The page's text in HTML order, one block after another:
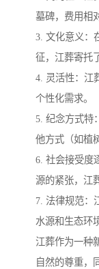
墓碑，费用相
3. 文化意义：
征，江葬寄托
4. 灵活性：江
个性化需求。
5. 纪念方式特
他方式（如植
6. 社会接受度
源的紧张，江
7. 法律规范：
水源和生态环
江葬作为一种
自然的尊重，